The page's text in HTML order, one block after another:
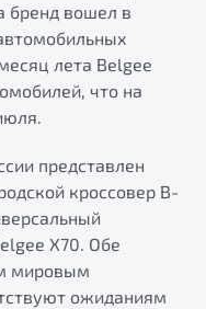
с программой
бренд вошел в
лета Belgee
что на
представлен
кроссовер B-
X70. Обе
мировым
ожиданиям